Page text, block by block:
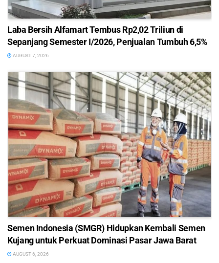
Laba Bersih Alfamart Tembus Rp2,02 Triliun di
Sepanjang Semester I/2026, Penjualan Tumbuh 6,5%
AUGUST 7, 2026
Semen Indonesia (SMGR) Hidupkan Kembali Semen
Kujang untuk Perkuat Dominasi Pasar Jawa Barat
AUGUST 6, 2026